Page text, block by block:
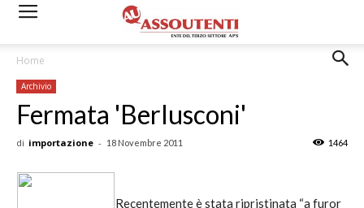
Home
Archivio
Fermata 'Berlusconi'
di importazione - 18 Novembre 2011 1464
Recentemente è stata ripristinata “a furor